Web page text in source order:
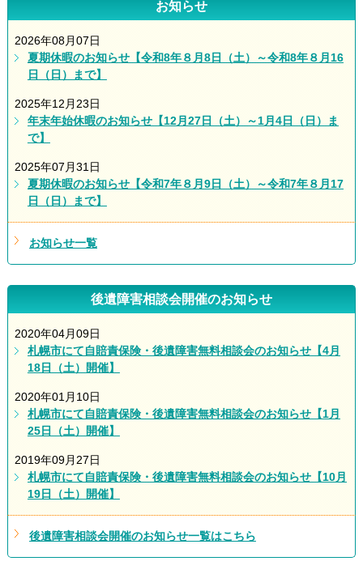
お知らせ
2026年08月07日
夏期休暇のお知らせ【令和8年８月8日（土）～令和8年８月16
日（日）まで】
2025年12月23日
年末年始休暇のお知らせ【12月27日（土）～1月4日（日）ま
で】
2025年07月31日
夏期休暇のお知らせ【令和7年８月9日（土）～令和7年８月17
日（日）まで】
お知らせ一覧
後遺障害相談会開催のお知らせ
2020年04月09日
札幌市にて自賠責保険・後遺障害無料相談会のお知らせ【4月
18日（土）開催】
2020年01月10日
札幌市にて自賠責保険・後遺障害無料相談会のお知らせ【1月
25日（土）開催】
2019年09月27日
札幌市にて自賠責保険・後遺障害無料相談会のお知らせ【10月
19日（土）開催】
後遺障害相談会開催のお知らせ一覧はこちら